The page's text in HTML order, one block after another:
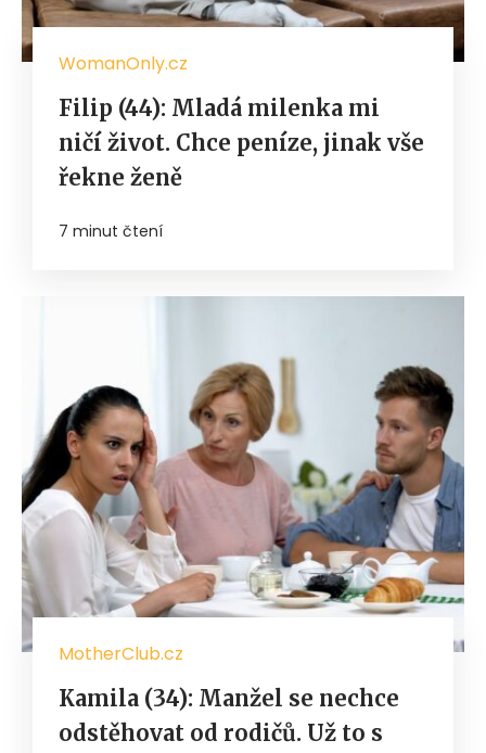
WomanOnly.cz
Filip (44): Mladá milenka mi
ničí život. Chce peníze, jinak vše
řekne ženě
7 minut čtení
MotherClub.cz
Kamila (34): Manžel se nechce
odstěhovat od rodičů. Už to s